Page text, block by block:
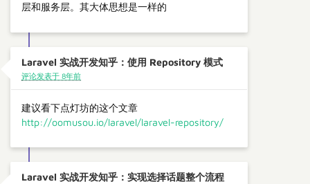
层和服务层。其大体思想是一样的
Laravel 实战开发知乎：使用 Repository 模式
评论发表于 8年前
建议看下点灯坊的这个文章
http://oomusou.io/laravel/laravel-repository/
Laravel 实战开发知乎：实现选择话题整个流程